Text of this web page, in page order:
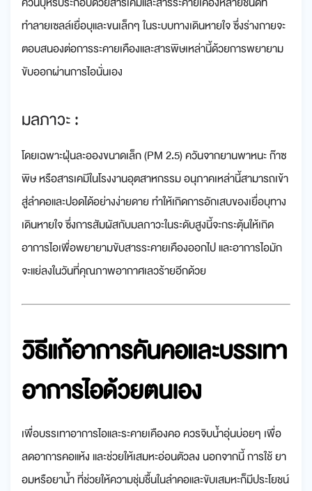
ทำลายเซลล์เยื่อบุและขนเล็กๆ ในระบบทางเดินหายใจ ซึ่งร่างกายจะ
ตอบสนองต่อการระคายเคืองและสารพิษเหล่านี้ด้วยการพยายาม
ขับออกผ่านการไอนั่นเอง
มลภาวะ :
โดยเฉพาะฝุ่นละอองขนาดเล็ก (PM 2.5) ควันจากยานพาหนะ ก๊าซ
พิษ หรือสารเคมีในโรงงานอุตสาหกรรม อนุภาคเหล่านี้สามารถเข้า
สู่ลำคอและปอดได้อย่างง่ายดาย ทำให้เกิดการอักเสบของเยื่อบุทาง
เดินหายใจ ซึ่งการสัมผัสกับมลภาวะในระดับสูงนี้จะกระตุ้นให้เกิด
อาการไอเพื่อพยายามขับสารระคายเคืองออกไป และอาการไอมัก
จะแย่ลงในวันที่คุณภาพอากาศเลวร้ายอีกด้วย
วิธีแก้อาการคันคอและบรรเทา
อาการไอด้วยตนเอง
เพื่อบรรเทาอาการไอและระคายเคืองคอ ควรจิบน้ำอุ่นบ่อยๆ เพื่อ
ลดอาการคอแห้ง และช่วยให้เสมหะอ่อนตัวลง นอกจากนี้ การใช้ ยา
อมหรือยาน้ำ ที่ช่วยให้ความชุ่มชื้นในลำคอและขับเสมหะก็มีประโยชน์